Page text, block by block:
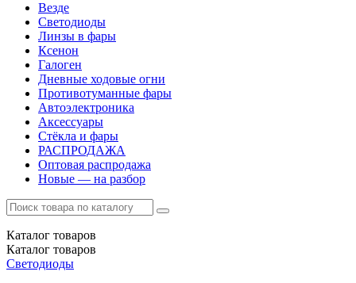
Везде
Светодиоды
Линзы в фары
Ксенон
Галоген
Дневные ходовые огни
Противотуманные фары
Автоэлектроника
Аксессуары
Стёкла и фары
РАСПРОДАЖА
Оптовая распродажа
Новые — на разбор
Каталог товаров
Каталог товаров
Светодиоды